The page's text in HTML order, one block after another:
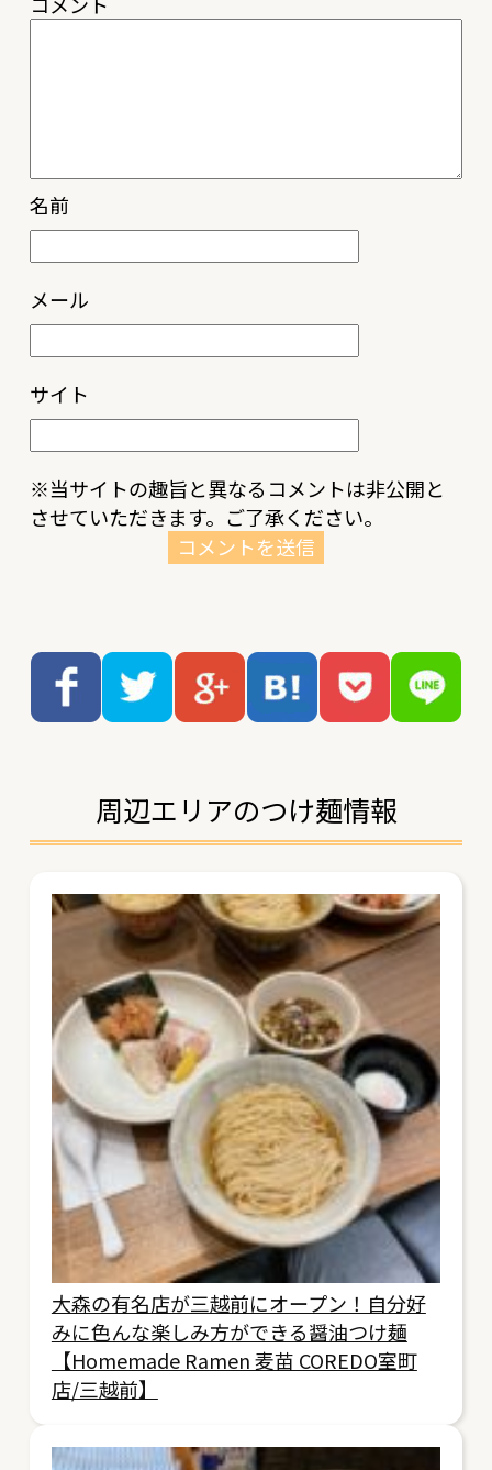
名前
メール
サイト
※当サイトの趣旨と異なるコメントは非公開と
させていただきます。ご了承ください。
周辺エリアのつけ麺情報
大森の有名店が三越前にオープン！自分好
みに色んな楽しみ方ができる醤油つけ麺
【Homemade Ramen 麦苗 COREDO室町
店/三越前】